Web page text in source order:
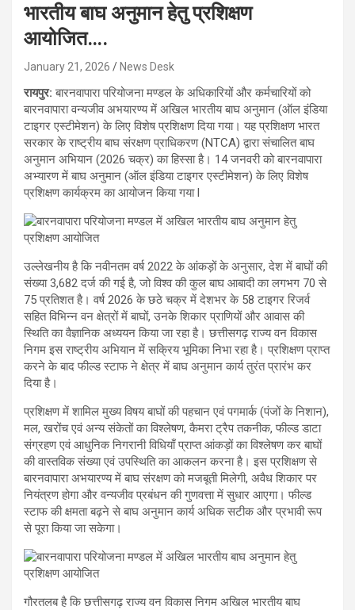
भारतीय बाघ अनुमान हेतु प्रशिक्षण
आयोजित….
January 21, 2026 News Desk
रायपुर:बारनवापारा परियोजना मण्डल के अधिकारियों और कर्मचारियों को
बारनवापारा वन्यजीव अभयारण्य में अखिल भारतीय बाघ अनुमान (ऑल इंडिया
टाइगर एस्टीमेशन) के लिए विशेष प्रशिक्षण दिया गया। यह प्रशिक्षण भारत
सरकार के राष्ट्रीय बाघ संरक्षण प्राधिकरण (NTCA) द्वारा संचालित बाघ
अनुमान अभियान (2026 चक्र) का हिस्सा है। 14 जनवरी को बारनवापारा
अभ्यारण में बाघ अनुमान (ऑल इंडिया टाइगर एस्टीमेशन) के लिए विशेष
प्रशिक्षण कार्यक्रम का आयोजन किया गया l
उल्लेखनीय है कि नवीनतम वर्ष 2022 के आंकड़ों के अनुसार, देश में बाघों की
संख्या 3,682 दर्ज की गई है, जो विश्व की कुल बाघ आबादी का लगभग 70 से
75 प्रतिशत है। वर्ष 2026 के छठे चक्र में देशभर के 58 टाइगर रिजर्व
सहित विभिन्न वन क्षेत्रों में बाघों, उनके शिकार प्राणियों और आवास की
स्थिति का वैज्ञानिक अध्ययन किया जा रहा है। छत्तीसगढ़ राज्य वन विकास
निगम इस राष्ट्रीय अभियान में सक्रिय भूमिका निभा रहा है। प्रशिक्षण प्राप्त
करने के बाद फील्ड स्टाफ ने क्षेत्र में बाघ अनुमान कार्य तुरंत प्रारंभ कर
दिया है।
प्रशिक्षण में शामिल मुख्य विषय बाघों की पहचान एवं पगमार्क (पंजों के निशान),
मल, खरोंच एवं अन्य संकेतों का विश्लेषण, कैमरा ट्रैप तकनीक, फील्ड डाटा
संग्रहण एवं आधुनिक निगरानी विधियाँ प्राप्त आंकड़ों का विश्लेषण कर बाघों
की वास्तविक संख्या एवं उपस्थिति का आकलन करना है। इस प्रशिक्षण से
बारनवापारा अभयारण्य में बाघ संरक्षण को मजबूती मिलेगी, अवैध शिकार पर
नियंत्रण होगा और वन्यजीव प्रबंधन की गुणवत्ता में सुधार आएगा। फील्ड
स्टाफ की क्षमता बढ़ने से बाघ अनुमान कार्य अधिक सटीक और प्रभावी रूप
से पूरा किया जा सकेगा।
गौरतलब है कि छत्तीसगढ़ राज्य वन विकास निगम अखिल भारतीय बाघ